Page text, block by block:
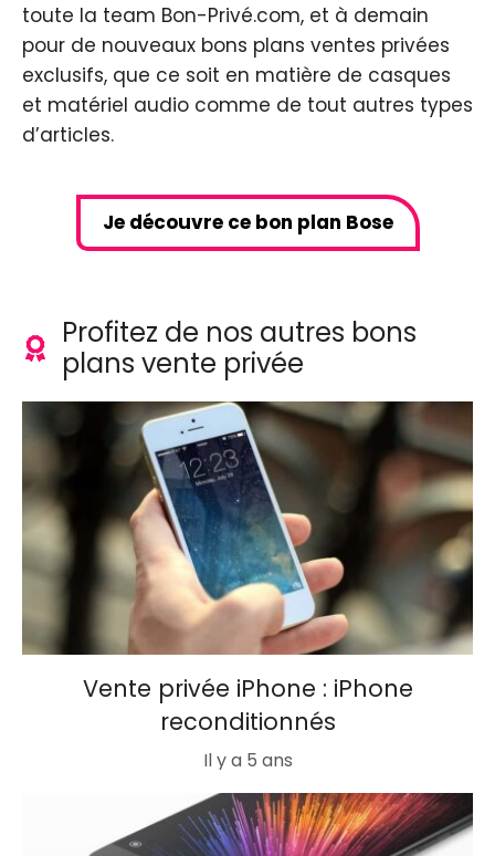
toute la team Bon-Privé.com, et à demain
pour de nouveaux bons plans ventes privées
exclusifs, que ce soit en matière de casques
et matériel audio comme de tout autres types
d’articles.
Je découvre ce bon plan Bose
Profitez de nos autres bons
plans vente privée
Vente privée iPhone : iPhone
reconditionnés
Il y a 5 ans